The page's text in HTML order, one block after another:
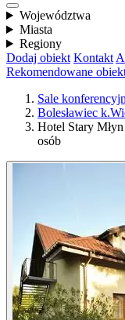
Województwa
Miasta
Regiony
Dodaj obiekt Kontakt
Rekomendowane
Sale
Bolesławiec
Hotel Stary
osób